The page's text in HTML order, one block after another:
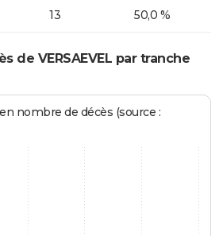
13 50,0 %
de VERSAEVEL par tranche
nombre de décès (source :